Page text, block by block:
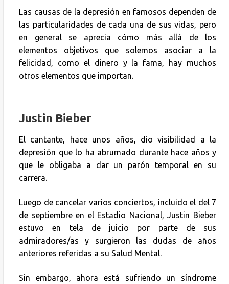
Las causas de la depresión en famosos dependen de
las particularidades de cada una de sus vidas, pero
en general se aprecia cómo más allá de los
elementos objetivos que solemos asociar a la
felicidad, como el dinero y la fama, hay muchos
otros elementos que importan.
Justin Bieber
El cantante, hace unos años, dio visibilidad a la
depresión que lo ha abrumado durante hace años y
que le obligaba a dar un parón temporal en su
carrera.
Luego de cancelar varios conciertos, incluido el del 7
de septiembre en el Estadio Nacional, Justin Bieber
estuvo en tela de juicio por parte de sus
admiradores/as y surgieron las dudas de años
anteriores referidas a su Salud Mental.
Sin embargo, ahora está sufriendo un síndrome